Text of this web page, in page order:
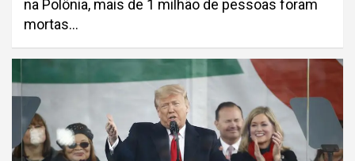
na Polônia, mais de 1 milhão de pessoas foram
mortas…